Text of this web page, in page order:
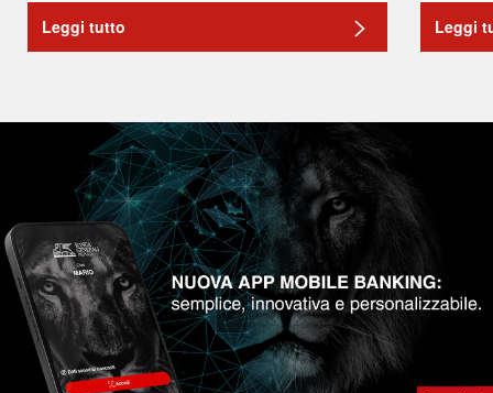
Leggi tutto Leggi